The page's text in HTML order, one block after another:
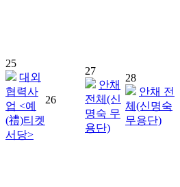
25
대외
협력사
업 <예
(禮)티켓
서당>
26
27
안채
전체(신
명숙 무
용단)
28
안채 전
체(신명숙
무용단)